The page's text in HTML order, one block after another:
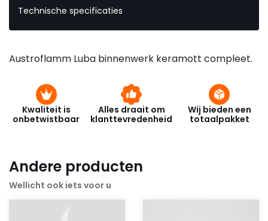
Technische specificaties
Austroflamm Luba binnenwerk keramott compleet.
Kwaliteit is
onbetwistbaar
Alles draait om
klanttevredenheid
Wij bieden een
totaalpakket
Andere producten
Wellicht ook iets voor u